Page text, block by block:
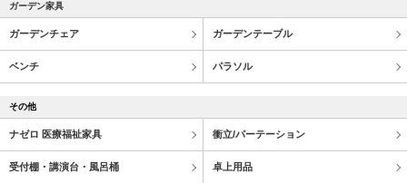
ガーデン家具
ガーデンチェア ガーデンテーブル
ベンチ パラソル
その他
ナゼロ 医療福祉家具 衝立/パーテーション
受付棚・講演台・風呂桶 卓上用品